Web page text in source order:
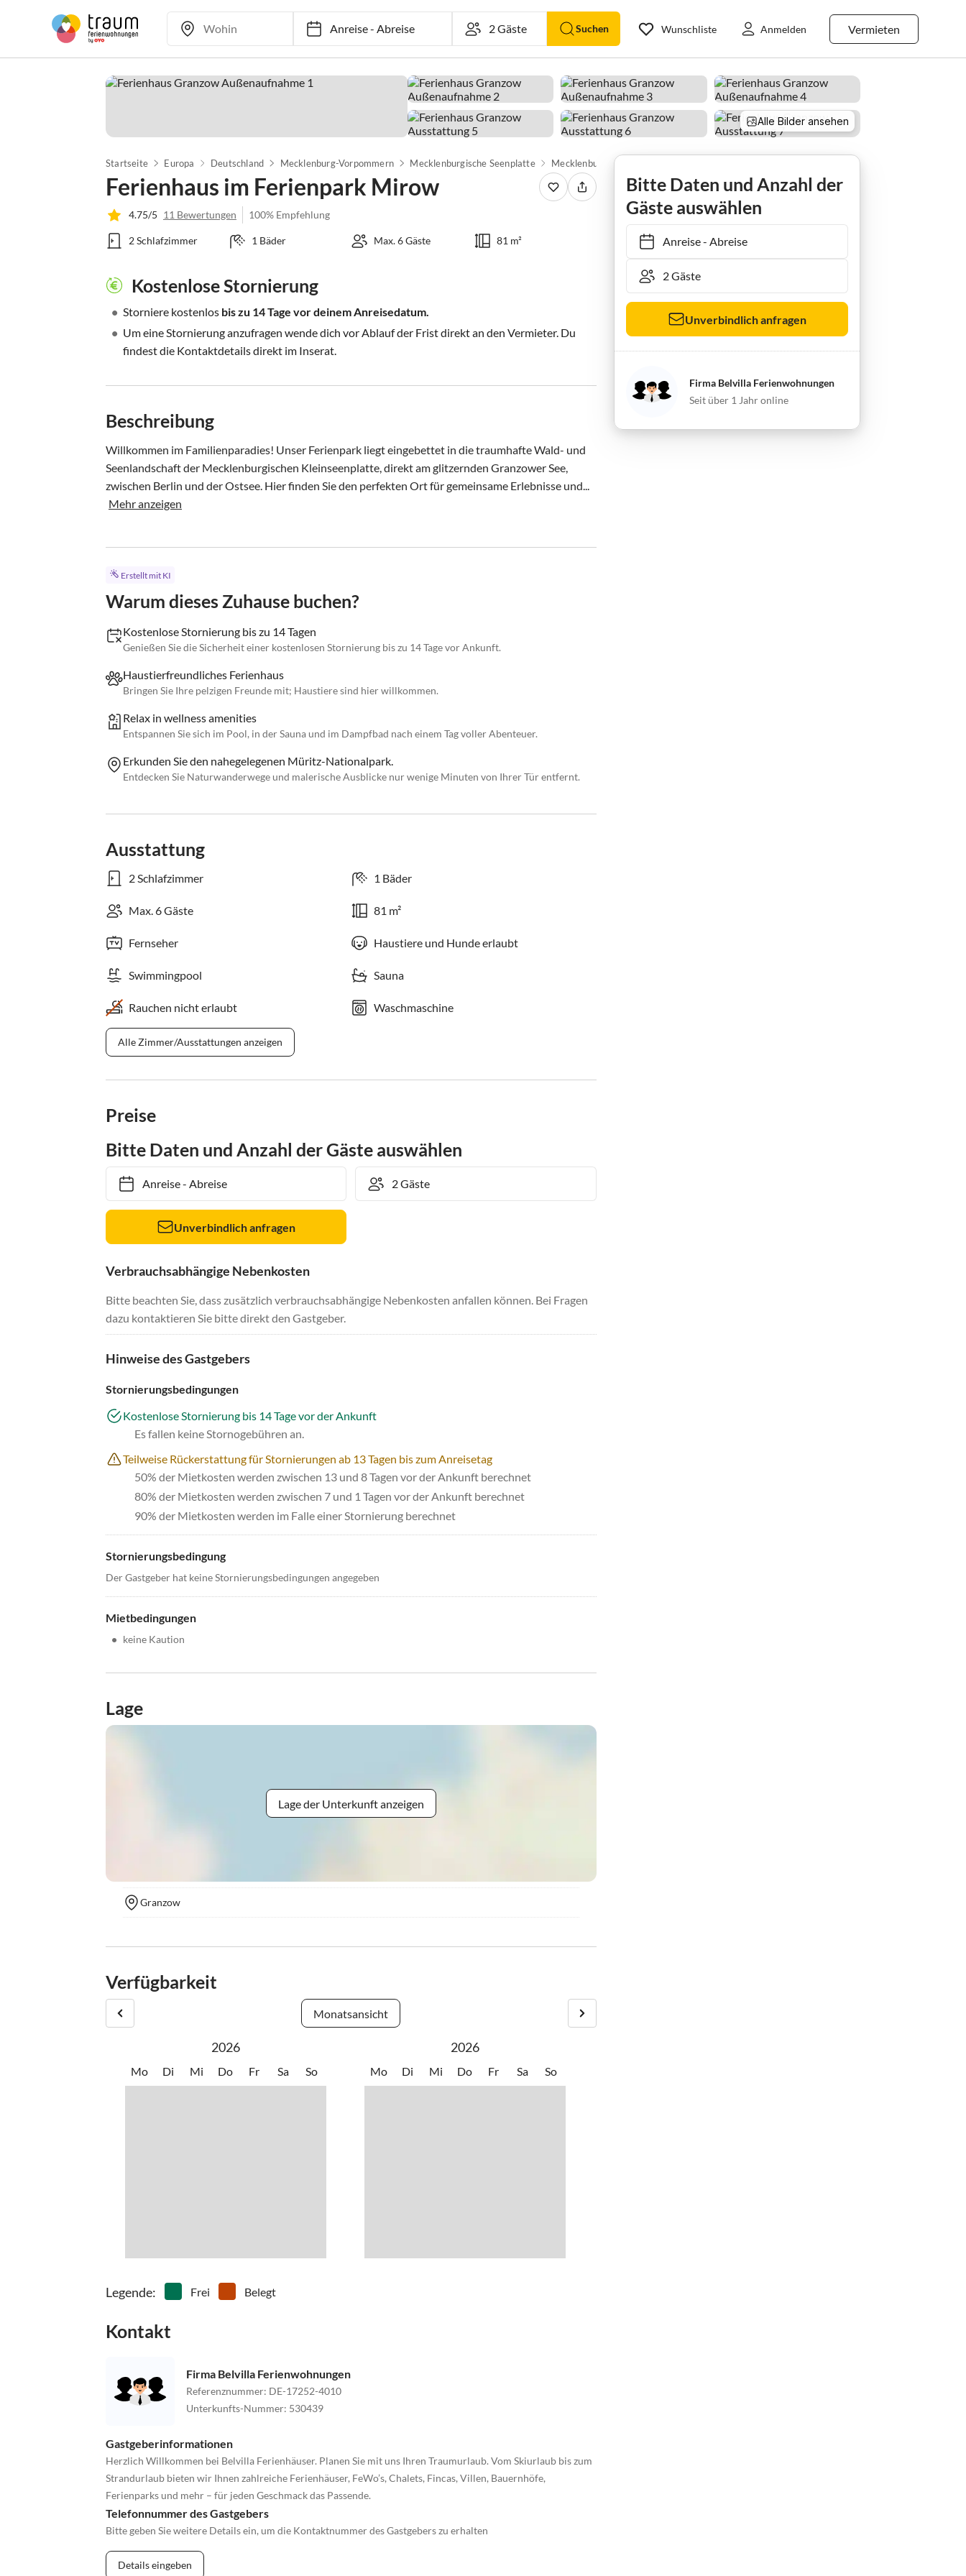
Anreise-Abreise Suchen Vermieten
Wunschliste Anmelden
Alle Bilder ansehen
Startseite Europa Deutschland Mecklenburg-Vorpommern Mecklenburgische Seenplatte Mecklenburg-Strelitz Ferienhaus im Ferienpark Mirow
Ferienhaus im Ferienpark Mirow
4.75/5 11 Bewertungen 100% Empfehlung
2 Schlafzimmer 1 Bäder Max. 6 Gäste 81 m²
Kostenlose Stornierung
• Storniere kostenlos bis zu 14 Tage vor deinem Anreisedatum.
• Um eine Stornierung anzufragen wende dich vor Ablauf der Frist direkt an den Vermieter. Du
findest die Kontaktdetails direkt im Inserat.
Beschreibung
Willkommen im Familienparadies! Unser Ferienpark liegt eingebettet in die traumhafte Wald- und
Seenlandschaft der Mecklenburgischen Kleinseenplatte, direkt am glitzernden Granzower See,
zwischen Berlin und der Ostsee. Hier finden Sie den perfekten Ort für gemeinsame Erlebnisse und...
Mehr anzeigen
Erstellt mit KI
Warum dieses Zuhause buchen?
Kostenlose Stornierung bis zu 14 Tagen
Genießen Sie die Sicherheit einer kostenlosen Stornierung bis zu 14 Tage vor Ankunft.
Haustierfreundliches Ferienhaus
Bringen Sie Ihre pelzigen Freunde mit; Haustiere sind hier willkommen.
Relax in wellness amenities
Entspannen Sie sich im Pool, in der Sauna und im Dampfbad nach einem Tag voller Abenteuer.
Erkunden Sie den nahegelegenen Müritz-Nationalpark.
Entdecken Sie Naturwanderwege und malerische Ausblicke nur wenige Minuten von Ihrer Tür entfernt.
Ausstattung
2 Schlafzimmer 1 Bäder
Max. 6 Gäste 81 m²
Fernseher Haustiere und Hunde erlaubt
Swimmingpool Sauna
Rauchen nicht erlaubt Waschmaschine
Alle Zimmer/Ausstattungen anzeigen
Preise
Bitte Daten und Anzahl der Gäste auswählen
Anreise- Abreise
Unverbindlich anfragen
Verbrauchsabhängige Nebenkosten
Bitte beachten Sie, dass zusätzlich verbrauchsabhängige Nebenkosten anfallen können. Bei Fragen
dazu kontaktieren Sie bitte direkt den Gastgeber.
Hinweise des Gastgebers
Stornierungsbedingungen
Kostenlose Stornierung bis 14 Tage vor der Ankunft
Es fallen keine Stornogebühren an.
Teilweise Rückerstattung für Stornierungen ab 13 Tagen bis zum Anreisetag
50% der Mietkosten werden zwischen 13 und 8 Tagen vor der Ankunft berechnet
80% der Mietkosten werden zwischen 7 und 1 Tagen vor der Ankunft berechnet
90% der Mietkosten werden im Falle einer Stornierung berechnet
Stornierungsbedingung
Der Gastgeber hat keine Stornierungsbedingungen angegeben
Mietbedingungen
• keine Kaution
Lage
Lage der Unterkunft anzeigen
Granzow
Verfügbarkeit
Monatsansicht
2026
Mo Di Mi Do Fr Sa So
2026
Mo Di Mi Do Fr Sa So
Legende: Frei Belegt
Kontakt
Firma Belvilla Ferienwohnungen
Referenznummer: DE-17252-4010
Unterkunfts-Nummer: 530439
Gastgeberinformationen
Herzlich Willkommen bei Belvilla Ferienhäuser. Planen Sie mit uns Ihren Traumurlaub. Vom Skiurlaub bis zum
Strandurlaub bieten wir Ihnen zahlreiche Ferienhäuser, FeWo’s, Chalets, Fincas, Villen, Bauernhöfe,
Ferienparks und mehr – für jeden Geschmack das Passende.
Telefonnummer des Gastgebers
Bitte geben Sie weitere Details ein, um die Kontaktnummer des Gastgebers zu erhalten
Details eingeben
Bitte Daten und Anzahl der
Gäste auswählen
Anreise- Abreise
Unverbindlich anfragen
Firma Belvilla Ferienwohnungen
Seit über 1 Jahr online